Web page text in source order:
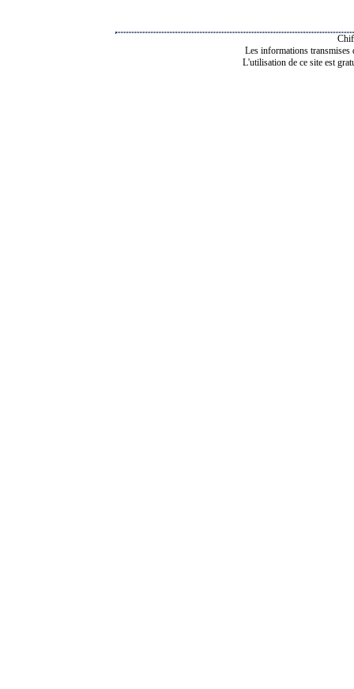
Les informations transmises
L'utilisation de ce site est